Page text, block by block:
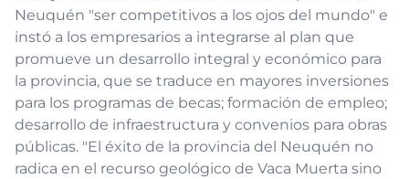
Neuquén "ser competitivos a los ojos del mundo" e
instó a los empresarios a integrarse al plan que
promueve un desarrollo integral y económico para
la provincia, que se traduce en mayores inversiones
para los programas de becas; formación de empleo;
desarrollo de infraestructura y convenios para obras
públicas. "El éxito de la provincia del Neuquén no
radica en el recurso geológico de Vaca Muerta sino